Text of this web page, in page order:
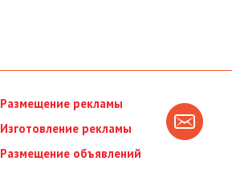
Размещение рекламы
Изготовление рекламы
Размещение объявлений